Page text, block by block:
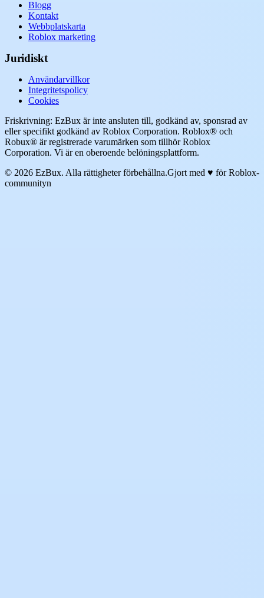
Blogg
Kontakt
Webbplatskarta
Roblox marketing
Juridiskt
Användarvillkor
Integritetspolicy
Cookies
Friskrivning: EzBux är inte ansluten till, godkänd av, sponsrad av
eller specifikt godkänd av Roblox Corporation. Roblox® och
Robux® är registrerade varumärken som tillhör Roblox
Corporation. Vi är en oberoende belöningsplattform.
© 2026 EzBux. Alla rättigheter förbehållna.Gjort med ♥ för Roblox-
communityn